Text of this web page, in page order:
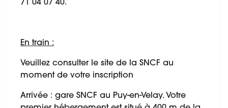
71 04 07 40.
En train :
Veuillez consulter le site de la SNCF au
moment de votre inscription
Arrivée : gare SNCF au Puy-en-Velay. Votre